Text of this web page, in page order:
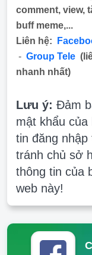
comment, view,
buff meme,...
Liên hệ:
- Group Tele
nhanh nhất)
Lưu ý: Đảm
mật khẩu
tin đăng
tránh chủ sở
thông tin của
web này!